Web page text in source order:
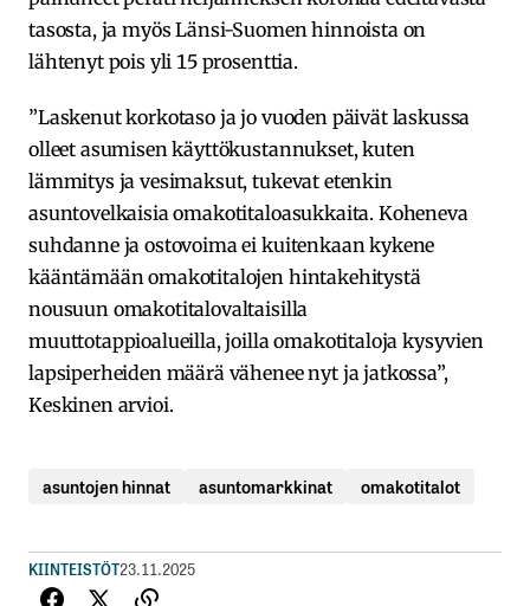
tasosta, ja myös Länsi-Suomen hinnoista on
lähtenyt pois yli 15 prosenttia.
”Laskenut korkotaso ja jo vuoden päivät laskussa
olleet asumisen käyttökustannukset, kuten
lämmitys ja vesimaksut, tukevat etenkin
asuntovelkaisia omakotitaloasukkaita. Koheneva
suhdanne ja ostovoima ei kuitenkaan kykene
kääntämään omakotitalojen hintakehitystä
nousuun omakotitalovaltaisilla
muuttotappioalueilla, joilla omakotitaloja kysyvien
lapsiperheiden määrä vähenee nyt ja jatkossa”,
Keskinen arvioi.
asuntojen hinnat asuntomarkkinat omakotitalot
KIINTEISTÖT23.11.2025